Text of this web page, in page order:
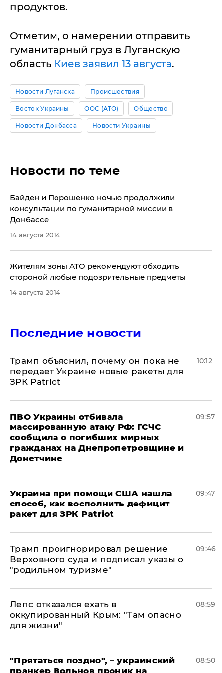
продуктов.
Отметим, о намерении отправить
гуманитарный груз в Луганскую
область Киев заявил 13 августа.
Новости Луганска Происшествия
Восток Украины ООС (АТО) Общество
Новости Донбасса Новости Украины
Новости по теме
Байден и Порошенко ночью продолжили
консультации по гуманитарной миссии в
Донбассе
14 августа 2014
​Жителям зоны АТО рекомендуют обходить
стороной любые подозрительные предметы
14 августа 2014
Последние новости
Трамп объяснил, почему он пока не
передает Украине новые ракеты для
ЗРК Patriot
10:12
ПВО Украины отбивала
массированную атаку РФ: ГСЧС
сообщила о погибших мирных
гражданах на Днепропетровщине и
Донетчине
09:57
Украина при помощи США нашла
способ, как восполнить дефицит
ракет для ЗРК Patriot
09:47
Трамп проигнорировал решение
Верховного суда и подписал указы о
"родильном туризме"
09:46
Лепс отказался ехать в
оккупированный Крым: "Там опасно
для жизни"
08:59
"Прятаться поздно", – украинский
пранкер Вольнов проник на
08:50